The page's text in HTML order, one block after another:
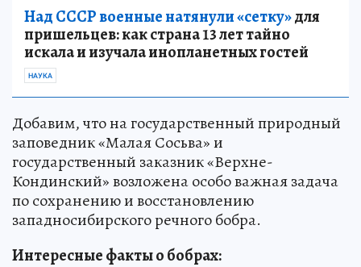
Над СССР военные натянули «сетку»для
пришельцев: как страна 13 лет тайно
искала и изучала инопланетных гостей
НАУКА
Добавим, что на государственный природный
заповедник «Малая Сосьва» и
государственный заказник «Верхне-
Кондинский» возложена особо важная задача
по сохранению и восстановлению
западносибирского речного бобра.
Интересные факты о бобрах: